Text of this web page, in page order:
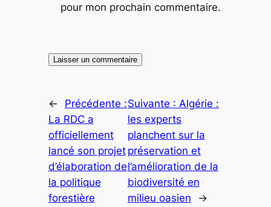
pour mon prochain commentaire.
←
Précédente :
La RDC a
officiellement
lancé son projet
d’élaboration de
la politique
forestière
Suivante : Algérie :
les experts
planchent sur la
préservation et
l’amélioration de la
biodiversité en
milieu oasien
→